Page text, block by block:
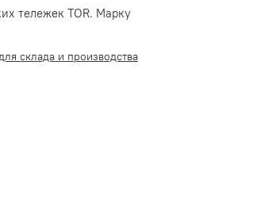
тележек TOR. Марку
склада и производства